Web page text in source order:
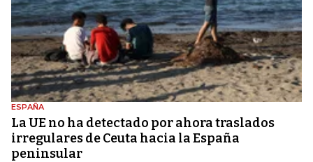
ESPAÑA
La UE no ha detectado por ahora traslados
irregulares de Ceuta hacia la España
peninsular